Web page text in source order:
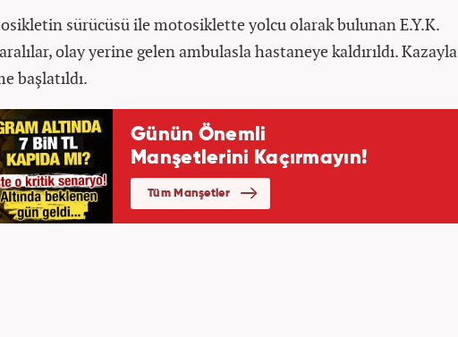
sürücüsü ile motosiklette yolcu olarak bulunan E.Y.K.
olay yerine gelen ambulasla hastaneye kaldırıldı. Kazayla
başlatıldı.